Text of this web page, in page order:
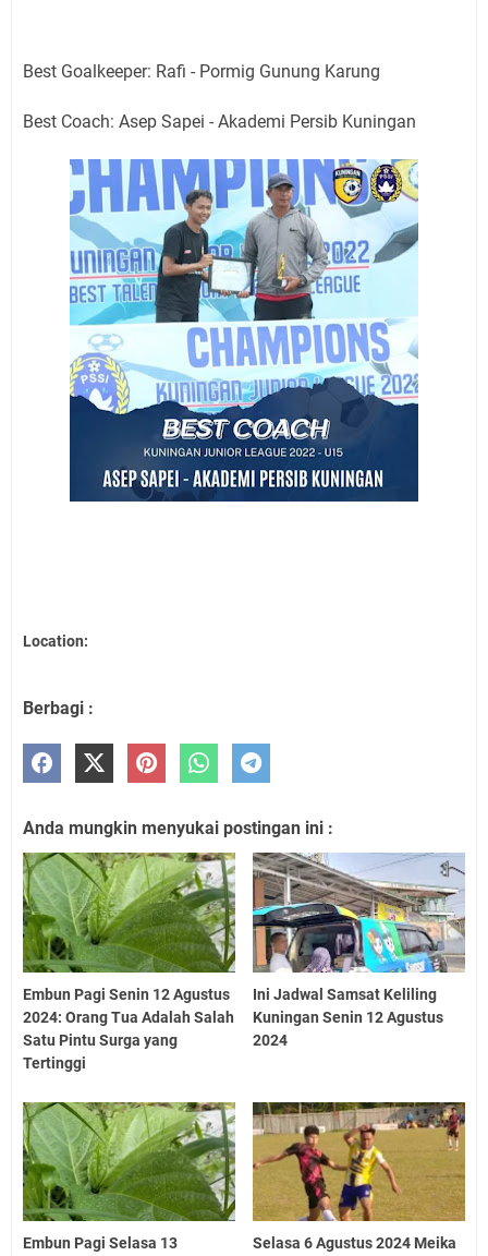
Best Goalkeeper: Rafi - Pormig Gunung Karung
Best Coach: Asep Sapei - Akademi Persib Kuningan
Location:
Berbagi :
Anda mungkin menyukai postingan ini :
Embun Pagi Senin 12 Agustus
2024: Orang Tua Adalah Salah
Satu Pintu Surga yang
Tertinggi
Ini Jadwal Samsat Keliling
Kuningan Senin 12 Agustus
2024
Embun Pagi Selasa 13
Selasa 6 Agustus 2024 Meika